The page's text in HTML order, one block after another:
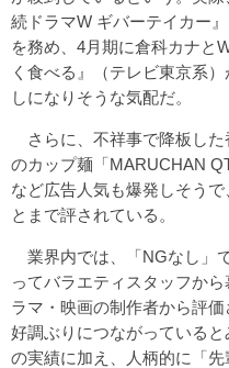
続ドラマW ギバーテイカー
を務め、4月期に倉科カナと
く食べる』（テレビ東京系
しになりそうな気配だ。
さらに、不祥事で降板した
のカップ麺「MARUCHAN
など広告人気も爆発しそうで
とまで評されている。
業界内では、「NGなし」
ってバラエティスタッフか
ラマ・映画の制作者から評
好調ぶりにつながっている
の実績に加え、人柄的に「